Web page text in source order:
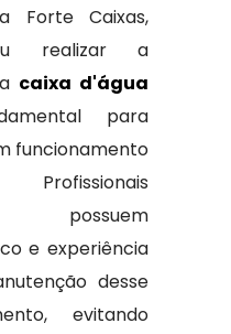
Forte Caixas,
realizar a
caixa d'água
para
funcionamento
possuem
e experiência
desse
evitando